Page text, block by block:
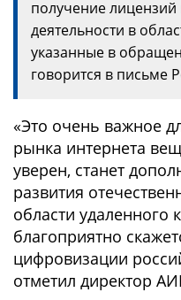
получение
деятельности в
указанные в
говорится в письме
«Это очень важное
рынка интернета
уверен, станет
развития
области удаленного
благоприятно
цифровизации
отметил директор